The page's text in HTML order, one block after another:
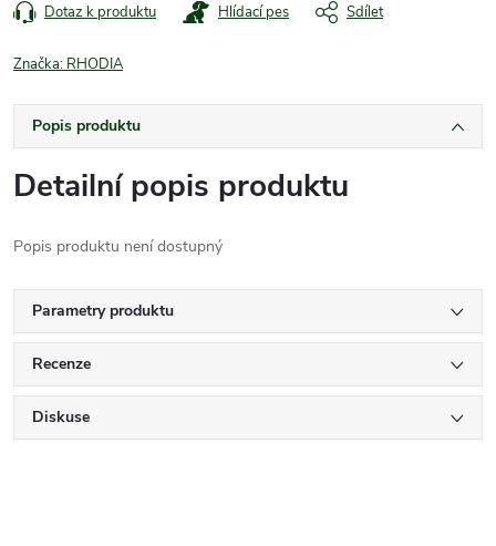
Dotaz k produktu Hlídací pes Sdílet
Značka: RHODIA
Popis produktu
Detailní popis produktu
Popis produktu není dostupný
Parametry produktu
Recenze
Diskuse